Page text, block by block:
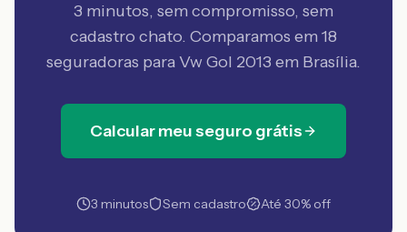
3 minutos, sem compromisso, sem
cadastro chato. Comparamos em 18
seguradoras para Vw Gol 2013 em Brasília.
Calcular meu seguro grátis
3 minutos Sem cadastro Até 30% off